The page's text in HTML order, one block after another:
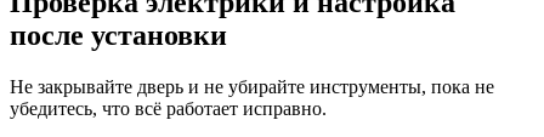
после установки
Не закрывайте дверь и не убирайте инструменты, пока не
убедитесь, что всё работает исправно.